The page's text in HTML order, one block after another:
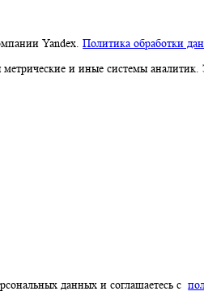
от компании Yandex.
метрические и иные